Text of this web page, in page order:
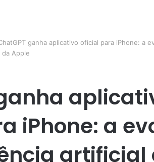
ganha aplicativo oficial para iPhone: a
Apple
iPhone: a
artificial